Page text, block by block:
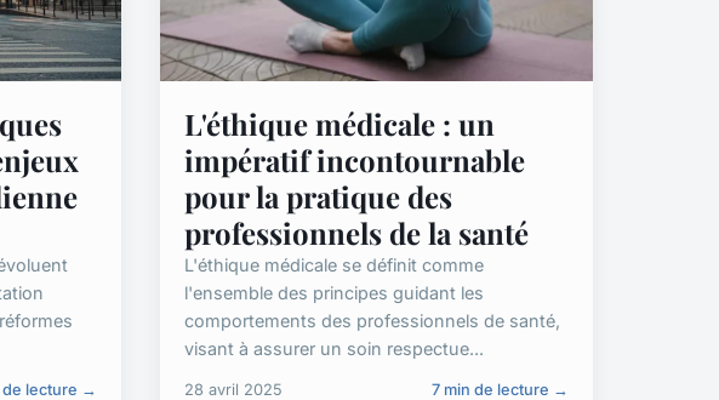
de lecture →
L'éthique médicale : un
impératif incontournable
pour la pratique des
professionnels de la santé
L'éthique médicale se définit comme
l'ensemble des principes guidant les
comportements des professionnels de santé,
visant à assurer un soin respectue...
28 avril 2025 7 min de lecture →